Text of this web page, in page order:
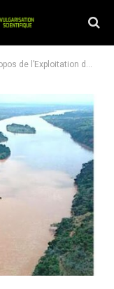
Minières de lit de la Rivière Aruwimi